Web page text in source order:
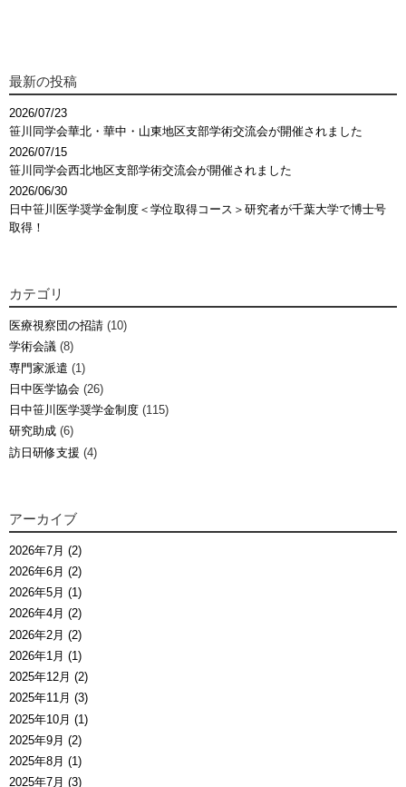
最新の投稿
2026/07/23
笹川同学会華北・華中・山東地区支部学術交流会が開催されました
2026/07/15
笹川同学会西北地区支部学術交流会が開催されました
2026/06/30
日中笹川医学奨学金制度＜学位取得コース＞研究者が千葉大学で博士号
取得！
カテゴリ
医療視察団の招請 (10)
学術会議 (8)
専門家派遣 (1)
日中医学協会 (26)
日中笹川医学奨学金制度 (115)
研究助成 (6)
訪日研修支援 (4)
アーカイブ
2026年7月 (2)
2026年6月 (2)
2026年5月 (1)
2026年4月 (2)
2026年2月 (2)
2026年1月 (1)
2025年12月 (2)
2025年11月 (3)
2025年10月 (1)
2025年9月 (2)
2025年8月 (1)
2025年7月 (3)